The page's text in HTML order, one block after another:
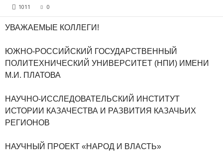
1011 0
УВАЖАЕМЫЕ КОЛЛЕГИ!
ЮЖНО-РОССИЙСКИЙ ГОСУДАРСТВЕННЫЙ
ПОЛИТЕХНИЧЕСКИЙ УНИВЕРСИТЕТ (НПИ) ИМЕНИ
М.И. ПЛАТОВА
НАУЧНО-ИССЛЕДОВАТЕЛЬСКИЙ ИНСТИТУТ
ИСТОРИИ КАЗАЧЕСТВА И РАЗВИТИЯ КАЗАЧЬИХ
РЕГИОНОВ
НАУЧНЫЙ ПРОЕКТ «НАРОД И ВЛАСТЬ»